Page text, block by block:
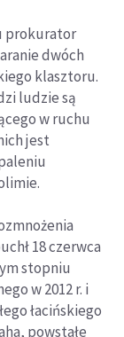
prokurator
dwóch
klasztoru.
ludzie są
w ruchu
jest
18 czerwca
stopniu
w 2012 r. i
łacińskiego
powstałe